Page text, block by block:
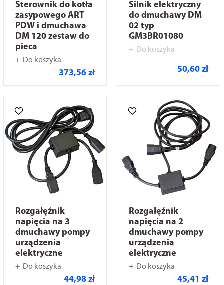
Sterownik do kotła
zasypowego ART
PDW i dmuchawa
DM 120 zestaw do
pieca
Do koszyka
373,56 zł
Silnik elektryczny
do dmuchawy DM
02 typ
GM3BR01080
Do koszyka
50,60 zł
Rozgałęźnik
napięcia na 3
dmuchawy pompy
urządzenia
elektryczne
Do koszyka
44,98 zł
Rozgałęźnik
napięcia na 2
dmuchawy pompy
urządzenia
elektryczne
Do koszyka
45,41 zł